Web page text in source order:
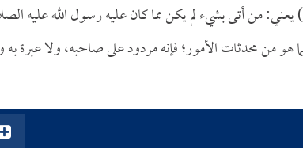
) يعني: من أتى بشيء لم يكن مما كان عليه رسول الله عليه
هو من محدثات الأمور؛ فإنه مردود على صاحبه، ولا عبرة به